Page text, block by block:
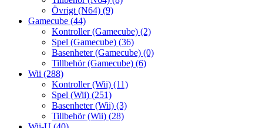
Övrigt (N64) (9)
Gamecube (44)
Kontroller (Gamecube) (2)
Spel (Gamecube) (36)
Basenheter (Gamecube) (0)
Tillbehör (Gamecube) (6)
Wii (288)
Kontroller (Wii) (11)
Spel (Wii) (251)
Basenheter (Wii) (3)
Tillbehör (Wii) (28)